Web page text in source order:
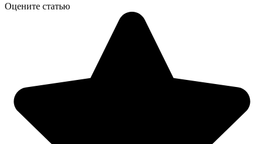
Оцените статью